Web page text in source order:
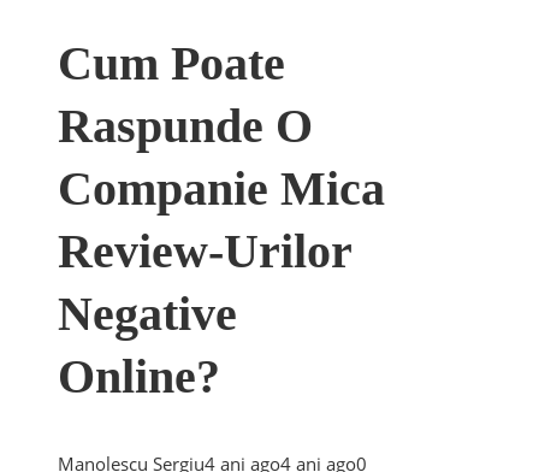
Cum Poate
Raspunde O
Companie Mica
Review-Urilor
Negative
Online?
Manolescu Sergiu4 ani ago4 ani ago0